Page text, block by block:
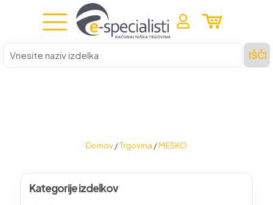
Vnesite
naziv
izdelka
IŠČI
Domov/Trgovina /MESKO
Kategorije izdelkov